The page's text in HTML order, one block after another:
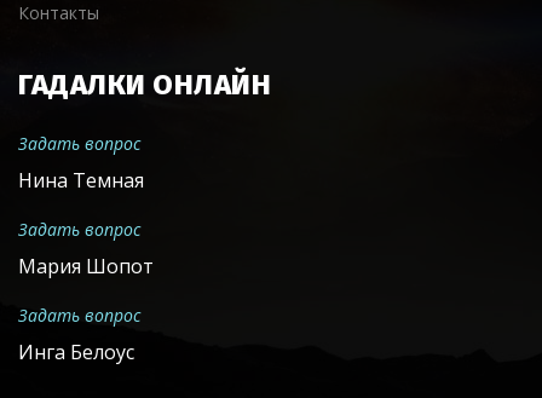
Контакты
ГАДАЛКИ ОНЛАЙН
Задать вопрос
Нина Темная
Задать вопрос
Мария Шопот
Задать вопрос
Инга Белоус